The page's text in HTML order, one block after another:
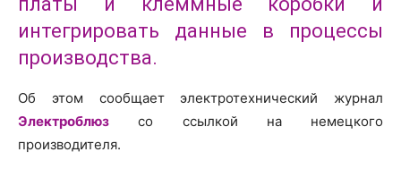
интегрировать данные в процессы
производства.
Об этом сообщает электротехнический журнал
Электроблюз со ссылкой на немецкого
производителя.